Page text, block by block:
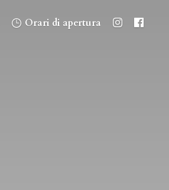
Orari di apertura